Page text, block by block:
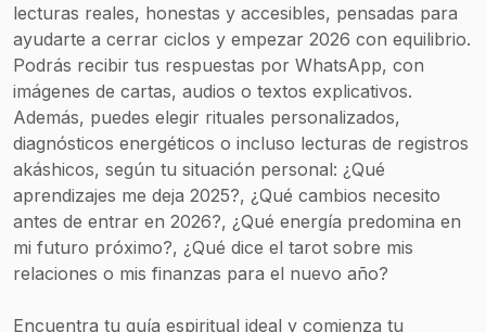
lecturas reales, honestas y accesibles, pensadas para
ayudarte a cerrar ciclos y empezar 2026 con equilibrio.
Podrás recibir tus respuestas por WhatsApp, con
imágenes de cartas, audios o textos explicativos.
Además, puedes elegir rituales personalizados,
diagnósticos energéticos o incluso lecturas de registros
akáshicos, según tu situación personal: ¿Qué
aprendizajes me deja 2025?, ¿Qué cambios necesito
antes de entrar en 2026?, ¿Qué energía predomina en
mi futuro próximo?, ¿Qué dice el tarot sobre mis
relaciones o mis finanzas para el nuevo año?
Encuentra tu guía espiritual ideal y comienza tu